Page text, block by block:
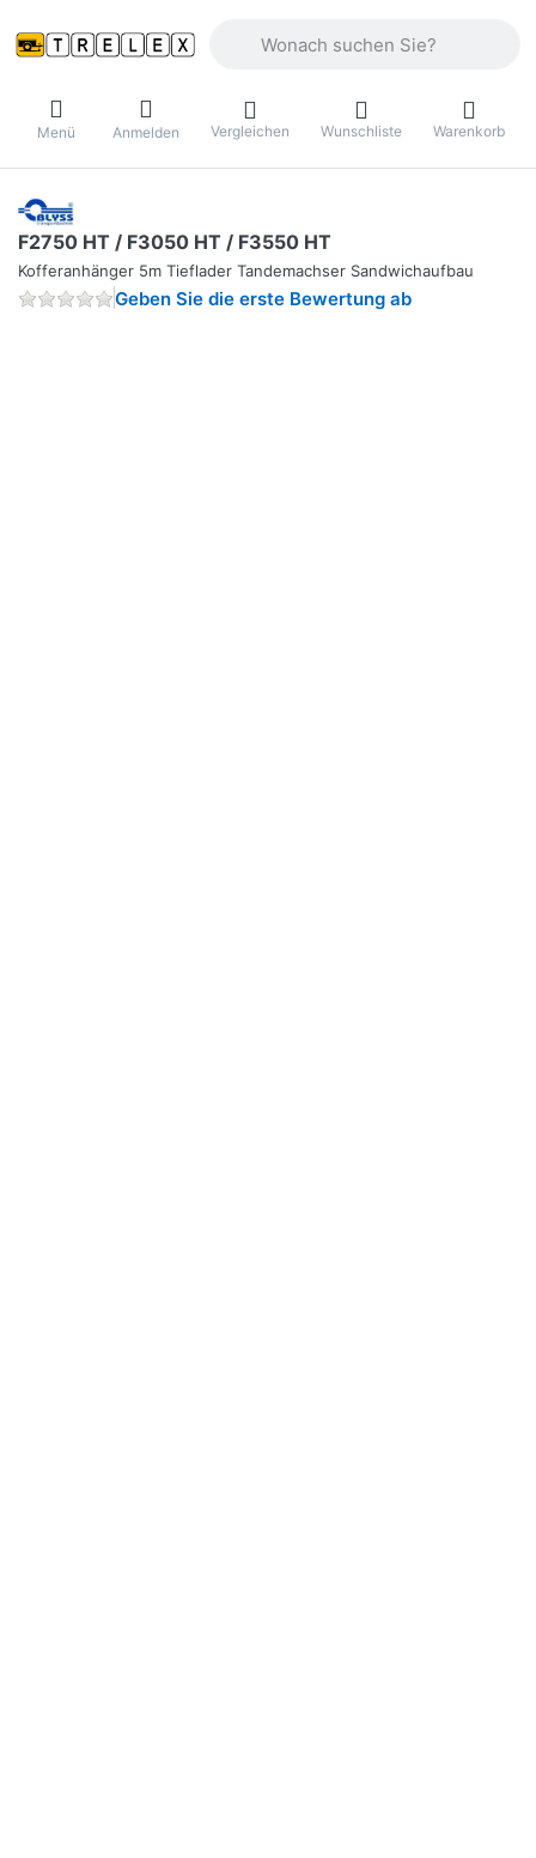
Menü Anmelden Vergleichen Wunschliste Warenkorb
F2750 HT / F3050 HT / F3550 HT
Kofferanhänger 5m Tieflader Tandemachser Sandwichaufbau
Geben Sie die erste Bewertung ab